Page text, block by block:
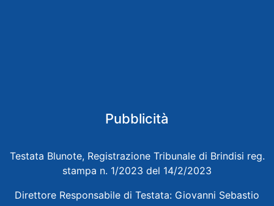
Pubblicità
Testata Blunote, Registrazione Tribunale di Brindisi reg.
stampa n. 1/2023 del 14/2/2023
Direttore Responsabile di Testata: Giovanni Sebastio